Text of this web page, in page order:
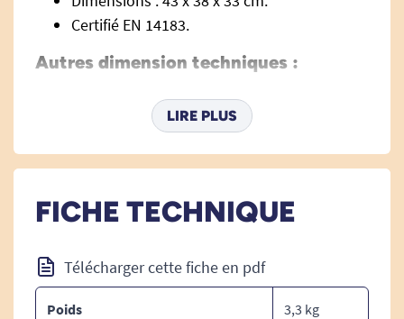
Certifié EN 14183.
Autres dimension techniques :
Sol/ 2eme marche : 40 cm
LIRE PLUS
FICHE TECHNIQUE
Télécharger cette fiche en pdf
Poids 3,3 kg